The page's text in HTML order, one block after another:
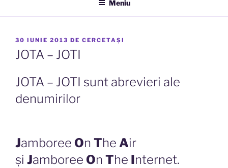
Meniu
PUBLICAT
PE
30 IUNIE 2013 DE CERCETAȘI
JOTA – JOTI
JOTA – JOTI sunt abrevieri ale
denumirilor
Jamboree On The Air
și Jamboree On The Internet.